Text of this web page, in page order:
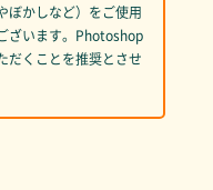
ぼかしなど）をご使用
ざいます。Photoshop
だくことを推奨とさせ